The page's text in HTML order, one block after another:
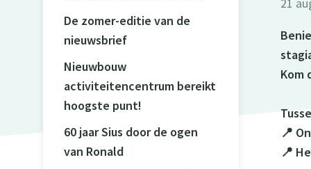
De zomer-editie van de
nieuwsbrief
Nieuwbouw
activiteitencentrum bereikt
hoogste punt!
60 jaar Sius door de ogen
van Ronald
Kom
📍
📍